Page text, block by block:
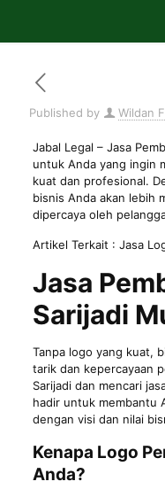
Published by Wildan
Jabal Legal – Jasa
untuk Anda yang ingin
kuat dan profesional.
bisnis Anda akan lebih
dipercaya oleh
Artikel Terkait : Jasa
Jasa
Sarijadi
Tanpa logo yang kuat,
tarik dan kepercayaan
Sarijadi dan mencari
hadir untuk membantu
dengan visi dan nilai
Kenapa Logo
Anda?